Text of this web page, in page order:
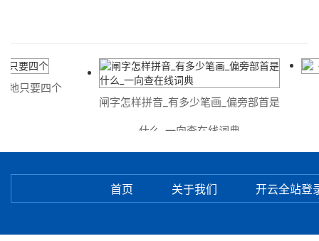
要四个
闸字怎样拼音_有多少笔画_偏旁部首是
什么_一向查在线词典
首页 关于我们 开云全站登